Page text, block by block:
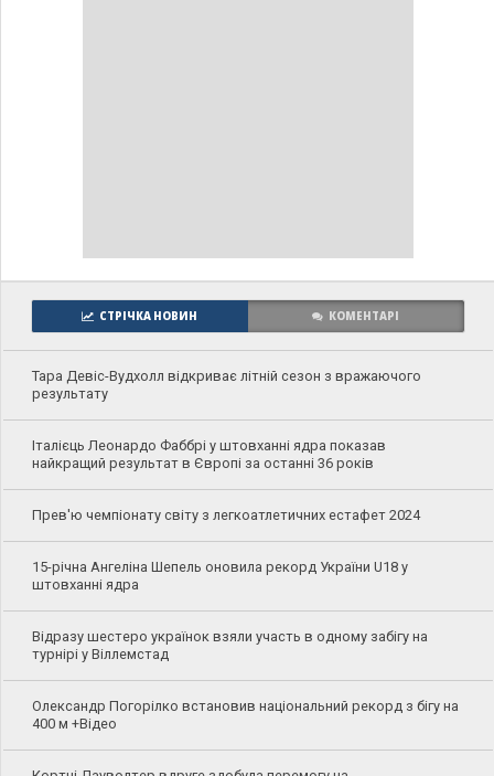
СТРІЧКА НОВИН КОМЕНТАРІ
Тара Девіс-Вудхолл відкриває літній сезон з вражаючого
результату
Італієць Леонардо Фаббрі у штовханні ядра показав
найкращий результат в Європі за останні 36 років
Прев'ю чемпіонату світу з легкоатлетичних естафет 2024
15-річна Ангеліна Шепель оновила рекорд України U18 у
штовханні ядра
Відразу шестеро українок взяли участь в одному забігу на
турнірі у Віллемстад
Олександр Погорілко встановив національний рекорд з бігу на
400 м +Відео